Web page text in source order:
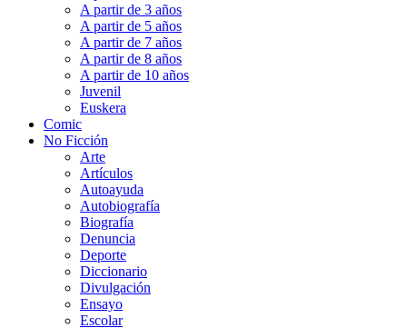
A partir de 3 años
A partir de 5 años
A partir de 7 años
A partir de 8 años
A partir de 10 años
Juvenil
Euskera
Comic
No Ficción
Arte
Artículos
Autoayuda
Autobiografía
Biografía
Denuncia
Deporte
Diccionario
Divulgación
Ensayo
Escolar